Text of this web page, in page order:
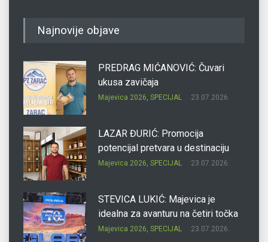
Najnovije objave
PREDRAG MIĆANOVIĆ: Čuvari
ukusa zavičaja
Majevica 2026, SPECIJAL 23.07.2026.
LAZAR ĐURIĆ: Promocija
potencijal pretvara u destinaciju
Majevica 2026, SPECIJAL 23.07.2026.
STEVICA LUKIĆ: Majevica je
idealna za avanturu na četiri točka
Majevica 2026, SPECIJAL 23.07.2026.